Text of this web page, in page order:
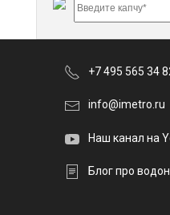
+7 495 565 34
info@imetro.ru
Наш канал на
Блог про